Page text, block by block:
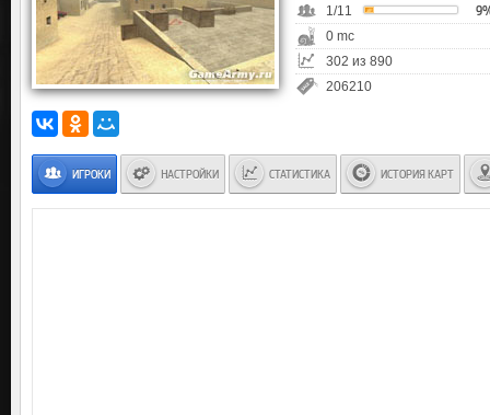
1/11
0 mc
302 из 890
206210
ИГРОКИ НАСТРОЙКИ СТАТИСТИКА ИСТОРИЯ КАРТ